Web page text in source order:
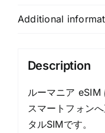
用
ン
quantity
Additional
Description
ルーマニア eSIM
スマートフォン
タルSIMです。